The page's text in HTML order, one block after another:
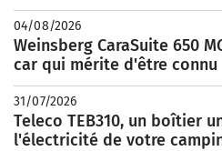
04/08/2026
Weinsberg CaraSuite 650
car qui mérite d'être connu
31/07/2026
Teleco TEB310, un boîtier
l'électricité de votre